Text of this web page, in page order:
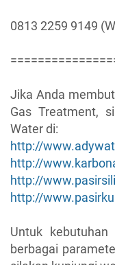
0813 2259 9149
Jika Anda
Gas Treatment,
Water di:
http://
http://
http://
http://
Untuk
berbagai